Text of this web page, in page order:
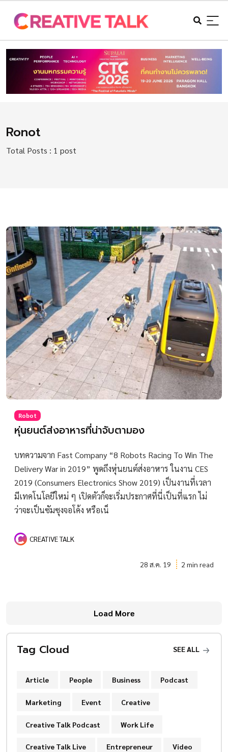
Ronot
Total Posts : 1 post
Robot
หุ่นยนต์ส่งอาหารที่น่าจับตามอง
บทความจาก Fast Company “8 Robots Racing To Win The
Delivery War in 2019” พูดถึงหุ่นยนต์ส่งอาหาร ในงาน CES
2019 (Consumers Electronics Show 2019) เป็นงานที่เวลา
มีเทคโนโลยีใหม่ ๆ เปิดตัวก็จะเริ่มประกาศที่นี่เป็นที่แรก ไม่
ว่าจะเป็นซัมซุงจอโค้ง หรือเน็
CREATIVE TALK
28 ส.ค. 19 2 min read
Load More
Tag Cloud SEE ALL
Article People Business Podcast
Marketing Event Creative
Creative Talk Podcast Work Life
Creative Talk Live Entrepreneur Video